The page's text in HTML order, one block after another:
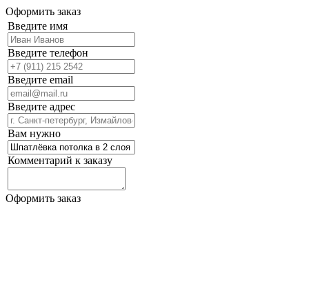
Оформить заказ
Введите имя
Введите телефон
Введите email
Введите адрес
Вам нужно
Комментарий к заказу
Оформить заказ